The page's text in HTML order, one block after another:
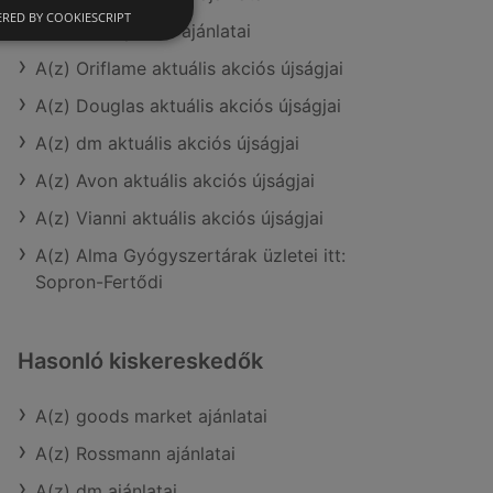
A(z) Kulcs patika ajánlatai
A(z) Oriflame aktuális akciós újságjai
A(z) Douglas aktuális akciós újságjai
A(z) dm aktuális akciós újságjai
A(z) Avon aktuális akciós újságjai
A(z) Vianni aktuális akciós újságjai
A(z) Alma Gyógyszertárak üzletei itt:
Sopron-Fertődi
Hasonló kiskereskedők
A(z) goods market ajánlatai
A(z) Rossmann ajánlatai
BY COOKIESCRIPT